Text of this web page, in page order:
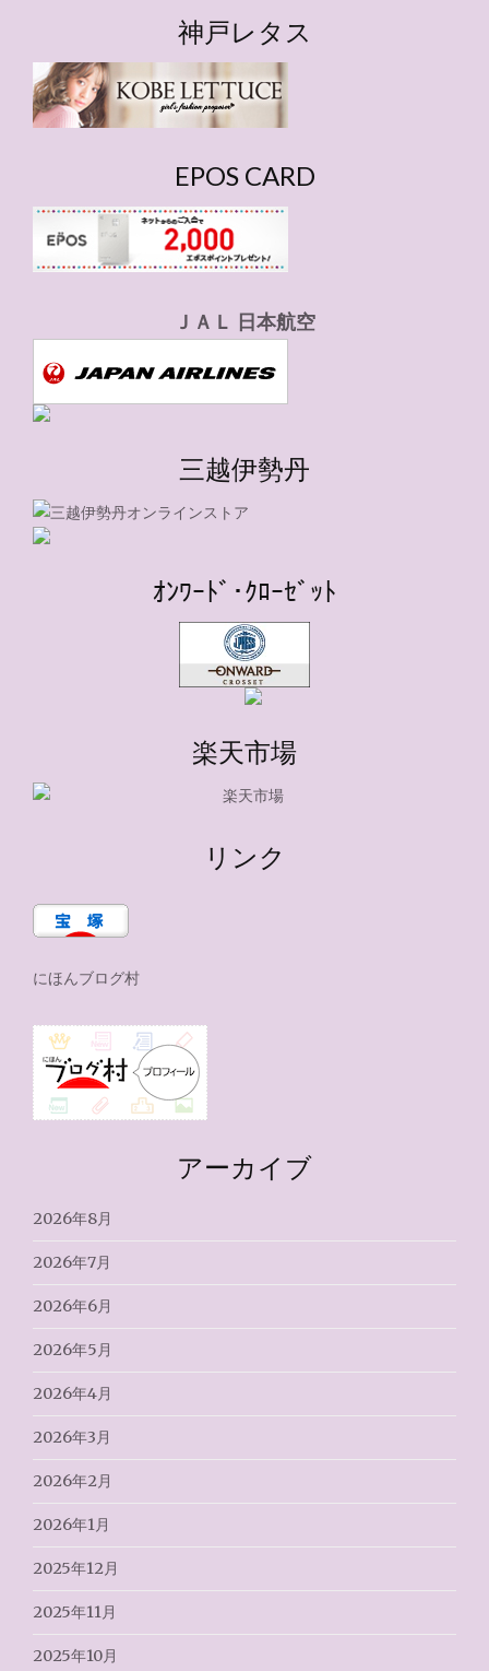
ー
神戸レタス
EPOS CARD
ＪＡＬ 日本航空
三越伊勢丹
ｵﾝﾜｰﾄﾞ･ｸﾛｰｾﾞｯﾄ
楽天市場
リンク
にほんブログ村
アーカイブ
2026年8月
2026年7月
2026年6月
2026年5月
2026年4月
2026年3月
2026年2月
2026年1月
2025年12月
2025年11月
2025年10月